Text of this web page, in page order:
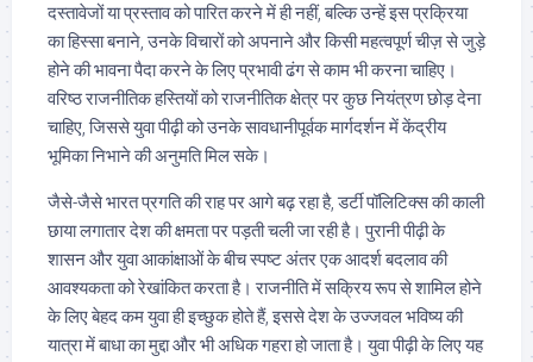
दस्तावेजों या प्रस्ताव को पारित करने में ही नहीं, बल्कि उन्हें इस प्रक्रिया
का हिस्सा बनाने, उनके विचारों को अपनाने और किसी महत्वपूर्ण चीज़ से जुड़े
होने की भावना पैदा करने के लिए प्रभावी ढंग से काम भी करना चाहिए।
वरिष्ठ राजनीतिक हस्तियों को राजनीतिक क्षेत्र पर कुछ नियंत्रण छोड़ देना
चाहिए, जिससे युवा पीढ़ी को उनके सावधानीपूर्वक मार्गदर्शन में केंद्रीय
भूमिका निभाने की अनुमति मिल सके।
जैसे-जैसे भारत प्रगति की राह पर आगे बढ़ रहा है, डर्टी पॉलिटिक्स की काली
छाया लगातार देश की क्षमता पर पड़ती चली जा रही है। पुरानी पीढ़ी के
शासन और युवा आकांक्षाओं के बीच स्पष्ट अंतर एक आदर्श बदलाव की
आवश्यकता को रेखांकित करता है। राजनीति में सक्रिय रूप से शामिल होने
के लिए बेहद कम युवा ही इच्छुक होते हैं, इससे देश के उज्जवल भविष्य की
यात्रा में बाधा का मुद्दा और भी अधिक गहरा हो जाता है। युवा पीढ़ी के लिए यह